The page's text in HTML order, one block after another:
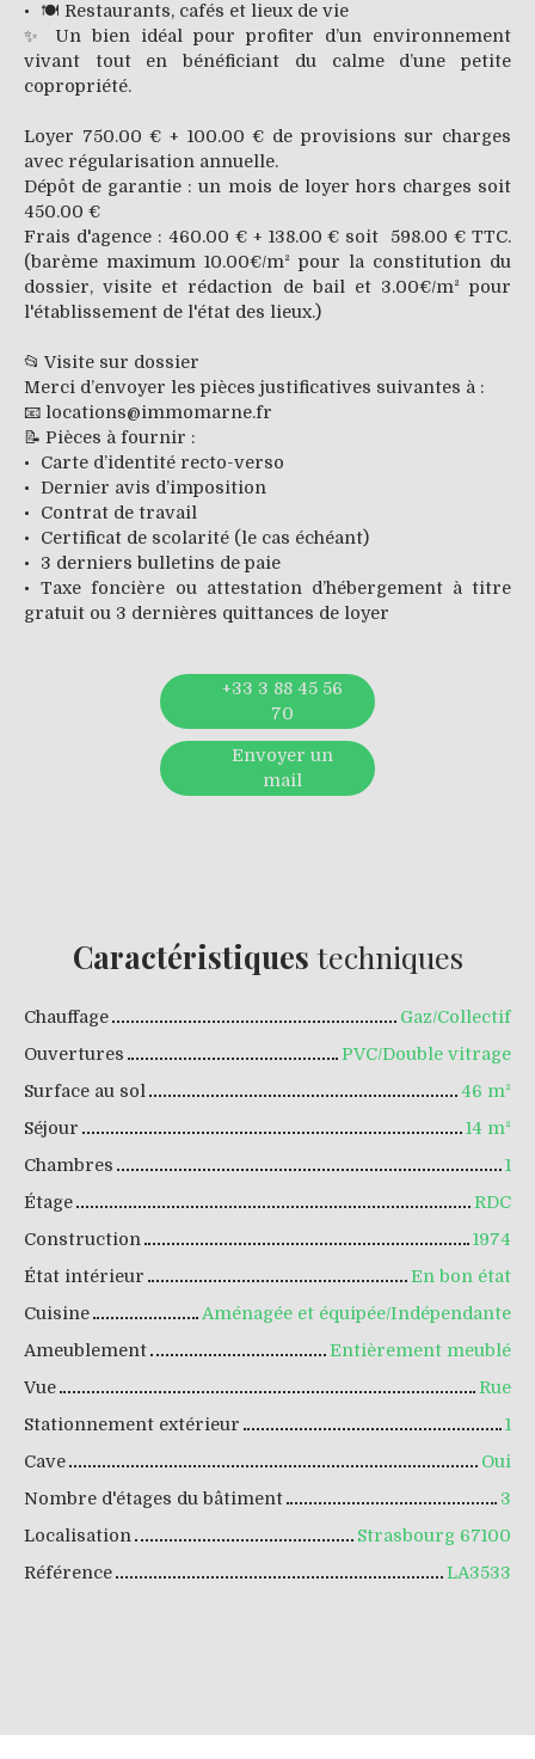
🍽️ Restaurants, cafés et lieux de vie
✨ Un bien idéal pour profiter d’un environnement
vivant tout en bénéficiant du calme d’une petite
copropriété.
Loyer 750.00 € + 100.00 € de provisions sur charges
avec régularisation annuelle.
Dépôt de garantie : un mois de loyer hors charges soit
450.00 €
Frais d'agence : 460.00 € + 138.00 € soit 598.00 € TTC.
(barème maximum 10.00€/m² pour la constitution du
dossier, visite et rédaction de bail et 3.00€/m² pour
l'établissement de l'état des lieux.)
📂 Visite sur dossier
Merci d’envoyer les pièces justificatives suivantes à :
📧 locations@immomarne.fr
📝 Pièces à fournir :
Carte d’identité recto-verso
Dernier avis d’imposition
Contrat de travail
Certificat de scolarité (le cas échéant)
3 derniers bulletins de paie
Taxe foncière ou attestation d’hébergement à titre
gratuit ou 3 dernières quittances de loyer
+33 3 88 45 56
70
Envoyer un
mail
Caractéristiques techniques
Chauffage
Gaz/Collectif
Ouvertures
PVC/Double vitrage
Surface au sol
46 m²
Séjour
14 m²
Chambres
1
Étage
RDC
Construction
1974
État intérieur
En bon état
Cuisine
Aménagée et équipée/Indépendante
Ameublement
Entièrement meublé
Vue
Rue
Stationnement extérieur
1
Cave
Oui
Nombre d'étages du bâtiment
3
Localisation
Strasbourg 67100
Référence
LA3533